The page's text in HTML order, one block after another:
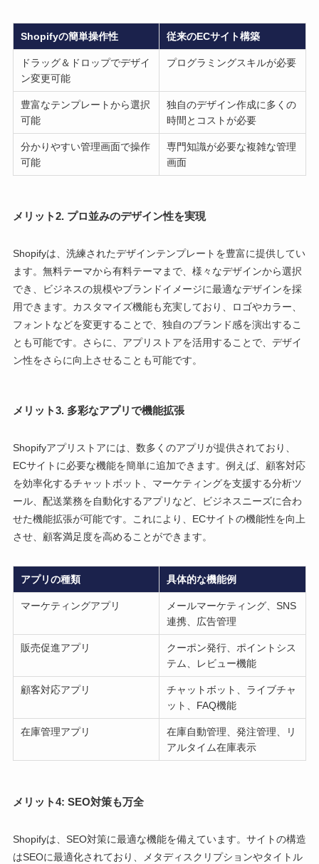
Shopifyの簡単操作性 従来のECサイト構築
ドラッグ＆ドロップでデザイ
ン変更可能
プログラミングスキルが必要
豊富なテンプレートから選択
可能
独自のデザイン作成に多くの
時間とコストが必要
分かりやすい管理画面で操作
可能
専門知識が必要な複雑な管理
画面
メリット2. プロ並みのデザイン性を実現
Shopifyは、洗練されたデザインテンプレートを豊富に提供してい
ます。無料テーマから有料テーマまで、様々なデザインから選択
でき、ビジネスの規模やブランドイメージに最適なデザインを採
用できます。カスタマイズ機能も充実しており、ロゴやカラー、
フォントなどを変更することで、独自のブランド感を演出するこ
とも可能です。さらに、アプリストアを活用することで、デザイ
ン性をさらに向上させることも可能です。
メリット3. 多彩なアプリで機能拡張
Shopifyアプリストアには、数多くのアプリが提供されており、
ECサイトに必要な機能を簡単に追加できます。例えば、顧客対応
を効率化するチャットボット、マーケティングを支援する分析ツ
ール、配送業務を自動化するアプリなど、ビジネスニーズに合わ
せた機能拡張が可能です。これにより、ECサイトの機能性を向上
させ、顧客満足度を高めることができます。
アプリの種類 具体的な機能例
マーケティングアプリ
メールマーケティング、SNS
連携、広告管理
販売促進アプリ
クーポン発行、ポイントシス
テム、レビュー機能
顧客対応アプリ
チャットボット、ライブチャ
ット、FAQ機能
在庫管理アプリ
在庫自動管理、発注管理、リ
アルタイム在庫表示
メリット4: SEO対策も万全
Shopifyは、SEO対策に最適な機能を備えています。サイトの構造
はSEOに最適化されており、メタディスクリプションやタイトル